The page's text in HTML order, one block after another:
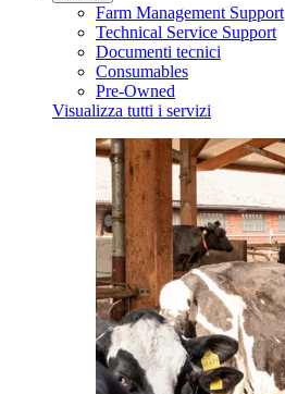
Farm Management Support
Technical Service Support
Documenti tecnici
Consumables
Pre-Owned
Visualizza tutti i servizi